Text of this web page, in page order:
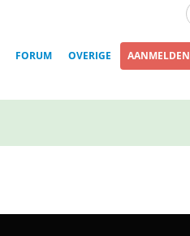
FORUM OVERIGE AANMELDEN